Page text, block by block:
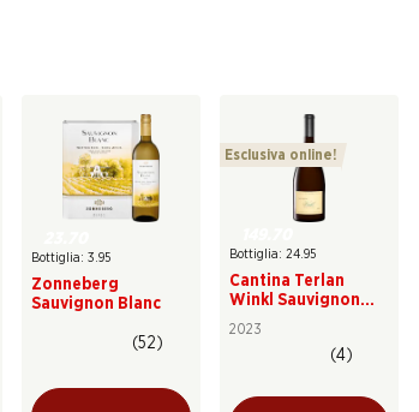
Bottiglia: 3.95
Zonneberg
Sauvignon Blanc
(52)
Esclusiva online!
Bottiglia: 24.95
Cantina Terlan
Winkl Sauvignon
Blanc Alto Adige
DOC
2023
(4)